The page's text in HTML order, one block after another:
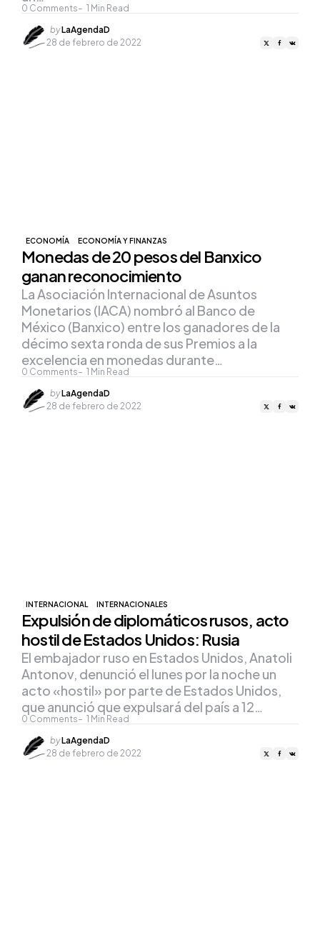
0 Comments 1 Min Read
Posted
by
byLaAgendaD
28 de febrero de 2022
ECONOMÍA ECONOMÍA Y FINANZAS
Monedas de 20 pesos del Banxico
ganan reconocimiento
0 Comments 1 Min Read
La Asociación Internacional de Asuntos
Monetarios (IACA) nombró al Banco de
México (Banxico) entre los ganadores de la
décimo sexta ronda de sus Premios a la
excelencia en monedas durante…
Posted
by
byLaAgendaD
28 de febrero de 2022
INTERNACIONAL INTERNACIONALES
Expulsión de diplomáticos rusos, acto
hostil de Estados Unidos: Rusia
0 Comments 1 Min Read
El embajador ruso en Estados Unidos, Anatoli
Antonov, denunció el lunes por la noche un
acto «hostil» por parte de Estados Unidos,
que anunció que expulsará del país a 12…
Posted
by
byLaAgendaD
28 de febrero de 2022